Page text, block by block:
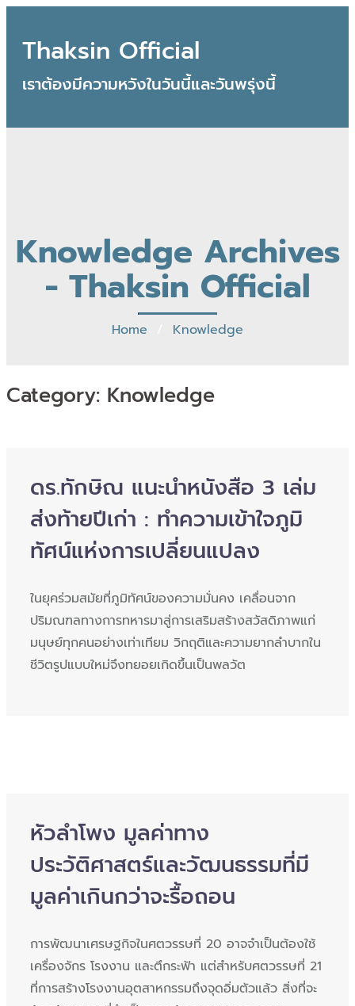
Thaksin Official
เราต้องมีความหวังในวันนี้และวันพรุ่งนี้
Knowledge Archives
- Thaksin Official
Home Knowledge
Category: Knowledge
ดร.ทักษิณ แนะนำหนังสือ 3 เล่ม
ส่งท้ายปีเก่า : ทำความเข้าใจภูมิ
ทัศน์แห่งการเปลี่ยนแปลง
ในยุคร่วมสมัยที่ภูมิทัศน์ของความมั่นคง เคลื่อนจาก
ปริมณฑลทางการทหารมาสู่การเสริมสร้างสวัสดิภาพแก่
มนุษย์ทุกคนอย่างเท่าเทียม วิกฤติและความยากลำบากใน
ชีวิตรูปแบบใหม่จึงทยอยเกิดขึ้นเป็นพลวัต
หัวลำโพง มูลค่าทาง
ประวัติศาสตร์และวัฒนธรรมที่มี
มูลค่าเกินกว่าจะรื้อถอน
การพัฒนาเศรษฐกิจในศตวรรษที่ 20 อาจจำเป็นต้องใช้
เครื่องจักร โรงงาน และตึกระฟ้า แต่สำหรับศตวรรษที่ 21
ที่การสร้างโรงงานอุตสาหกรรมถึงจุดอิ่มตัวแล้ว สิ่งที่จะ